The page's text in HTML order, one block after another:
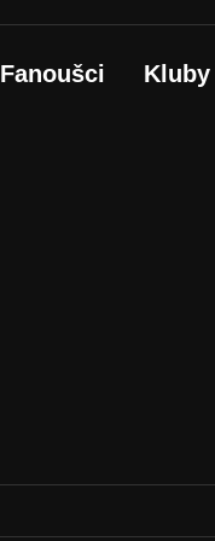
Fanoušci Kluby